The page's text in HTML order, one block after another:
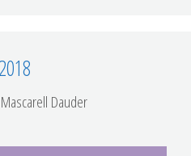
Dauder